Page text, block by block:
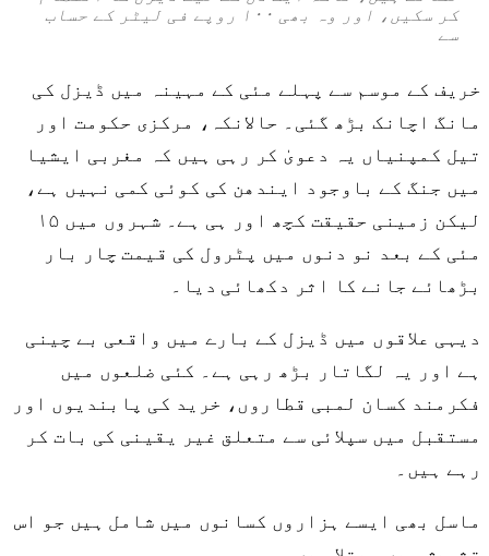
کر سکیں، اور وہ بھی ۱۰۰ روپے فی لیٹر کے حساب
سے
خریف کے موسم سے پہلے مئی کے مہینہ میں ڈیزل کی
مانگ اچانک بڑھ گئی۔ حالانکہ، مرکزی حکومت اور
تیل کمپنیاں یہ دعویٰ کر رہی ہیں کہ مغربی ایشیا
میں جنگ کے باوجود ایندھن کی کوئی کمی نہیں ہے،
لیکن زمینی حقیقت کچھ اور ہی ہے۔ شہروں میں ۱۵
مئی کے بعد نو دنوں میں پٹرول کی قیمت چار بار
بڑھائے جانے کا اثر دکھائی دیا۔
دیہی علاقوں میں ڈیزل کے بارے میں واقعی بے چینی
ہے اور یہ لگاتار بڑھ رہی ہے۔ کئی ضلعوں میں
فکرمند کسان لمبی قطاروں، خرید کی پابندیوں اور
مستقبل میں سپلائی سے متعلق غیر یقینی کی بات کر
رہے ہیں۔
ماسل بھی ایسے ہزاروں کسانوں میں شامل ہیں جو اس